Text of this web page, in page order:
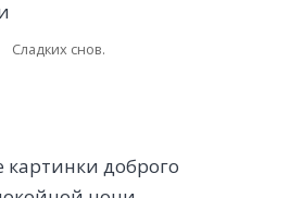
Сладких снов.